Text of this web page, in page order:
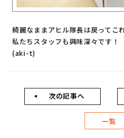
綺麗なままアヒル隊長は戻ってこ
私たちスタッフも興味深々です！
(aki-t)
次の記事へ
一覧